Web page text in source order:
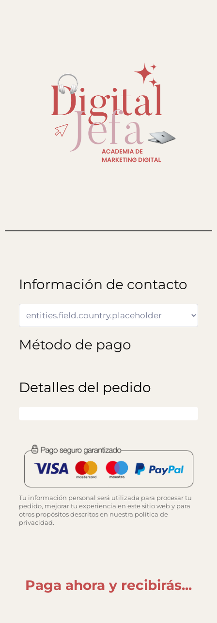
Información de contacto
Método de pago
Detalles del pedido
Tu información personal será utilizada para procesar tu
pedido, mejorar tu experiencia en este sitio web y para
otros propósitos descritos en nuestra política de
privacidad.
Paga ahora y recibirás...